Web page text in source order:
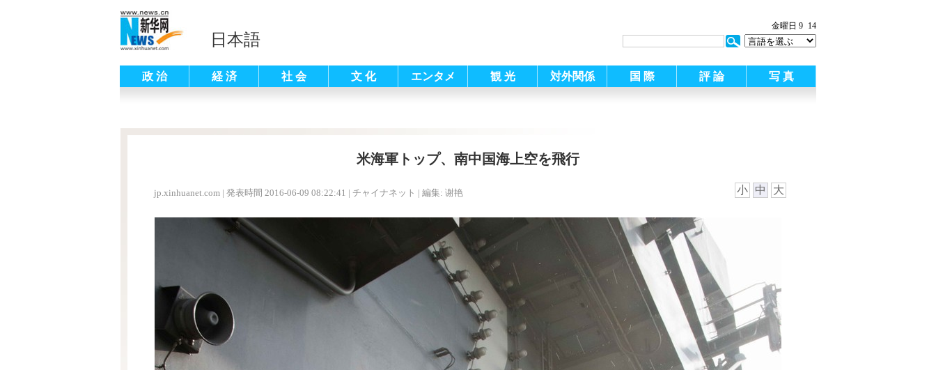
日本語
金曜日 9 14
政 治 経 済 社 会 文 化 エンタメ 観 光 対外関係 国 際 評 論 写 真
米海軍トップ、南中国海上空を飛行
jp.xinhuanet.com | 発表時間 2016-06-09 08:22:41 | チャイナネット | 編集: 谢艳 小 中 大